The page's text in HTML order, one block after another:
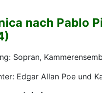
nach Pablo
Sopran,
Edgar Allan Poe und